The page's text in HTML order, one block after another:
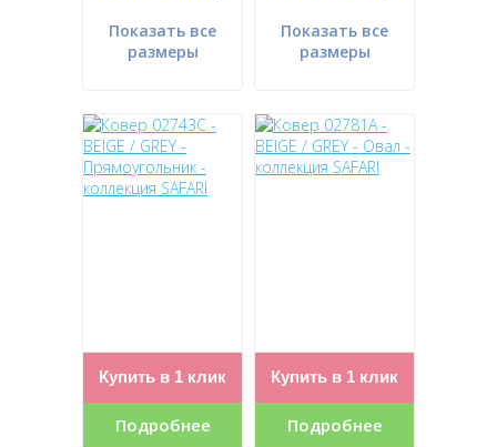
Показать все
размеры
Показать все
размеры
Купить в 1 клик
Подробнее
Купить в 1 клик
Подробнее